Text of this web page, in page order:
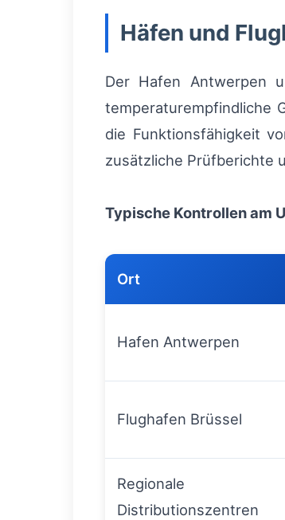
Häfen und
Der Hafen Antwerpen
temperaturempfindliche
die Funktionsfähigkeit
zusätzliche Prüfberichte
Typische Kontrollen am
Ort
Hafen Antwerpen
Flughafen Brüssel
Regionale
Distributionszentren